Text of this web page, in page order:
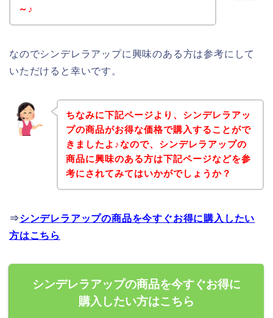
～♪
なのでシンデレラアップに興味のある方は参考にして
いただけると幸いです。
ちなみに下記ページより、シンデレラアッ
プの商品がお得な価格で購入することがで
きましたよ♪なので、シンデレラアップの
商品に興味のある方は下記ページなどを参
考にされてみてはいかがでしょうか？
⇒シンデレラアップの商品を今すぐお得に購入したい
方はこちら
シンデレラアップの商品を今すぐお得に
購入したい方はこちら